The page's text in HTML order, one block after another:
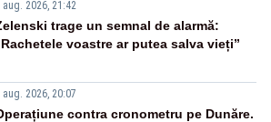
aug. 2026, 21:42
trage un semnal de alarmă:
voastre ar putea salva vieți”
aug. 2026, 20:07
contra cronometru pe Dunăre.